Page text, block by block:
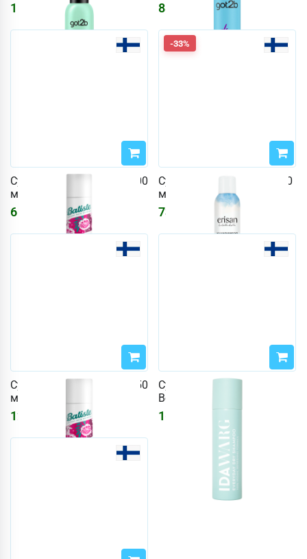
1100 1314₽ 886
Сухой шампунь Batiste 200
мл Blush
610
-33%
Сухой шампунь Erisan 250
мл
733
Сухой шампунь Batiste 350
мл Blush
1249
Сухой шампунь Ida Warg
Beauty 150 мл
1689